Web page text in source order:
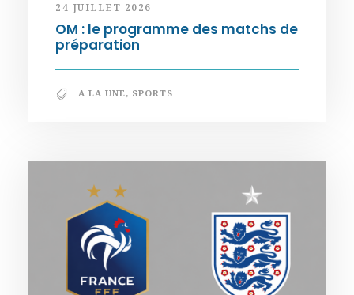
24 JUILLET 2026
OM : le programme des matchs de
préparation
A LA UNE, SPORTS